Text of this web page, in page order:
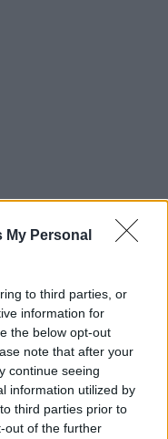
My Personal
to third parties, or
information for
the below opt-out
note that after your
continue seeing
information utilized by
third parties prior to
out of the further